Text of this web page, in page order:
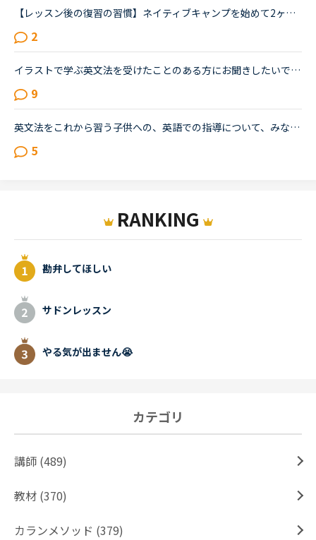
【レッスン後の復習の習慣】ネイティブキャンプを始めて2ヶ月程です。皆さんは、レッスン後の復習を、いつ、どれくらいの時間をかけてやっていらっしゃいますか？新たに知ったフレーズを見返したり、言えなかった...
2
イラストで学ぶ英文法を受けたことのある方にお聞きしたいです。私は普段、普通の文法（初級〜中級）と幾つかのアウトプット教材を並行して受けています。喋る練習をするのがとにかく楽しいので最近は５分間ディ...
9
英文法をこれから習う子供への、英語での指導について、みなさん、どう思われますか？私は、説明そのものを英語で行うのは、少なくとも中学校の文法の範囲が一通り終わらないと、なかなか厳しいのではないかと思...
5
RANKING
勘弁してほしい
サドンレッスン
やる気が出ません😭
カテゴリ
講師 (489)
教材 (370)
カランメソッド (379)